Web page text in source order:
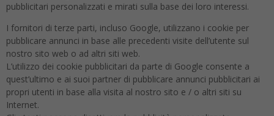
pubblicitari personalizzati e mirati sulla base dei loro interessi.
I fornitori di terze parti, incluso Google, utilizzano i cookie per
pubblicare annunci in base alle precedenti visite dell’utente sul
nostro sito web o ad altri siti web.
L’utilizzo dei cookie pubblicitari da parte di Google consente a
quest’ultimo e ai suoi partner di pubblicare annunci pubblicitari ai
propri utenti in base alla visita al nostro sito e / o altri siti su
Internet.